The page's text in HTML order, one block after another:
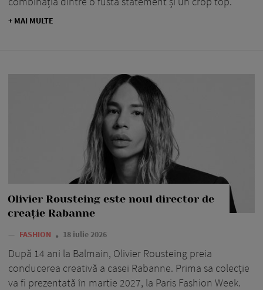
+ MAI MULTE
Olivier Rousteing este noul director de
creație Rabanne
— FASHION 18 iulie 2026
După 14 ani la Balmain, Olivier Rousteing preia
conducerea creativă a casei Rabanne. Prima sa colecție
va fi prezentată în martie 2027, la Paris Fashion Week.